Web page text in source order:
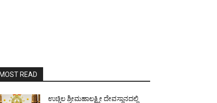
READ
ಉಚ್ಚಿಲ ಶ್ರೀಮಹಾಲಕ್ಷ್ಮೀ ದೇವಸ್ಥಾನದಲ್ಲಿ